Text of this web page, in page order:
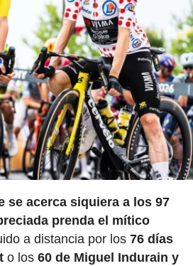
se acerca siquiera a los 97
prenda el mítico
a distancia por los 76 días
o los 60 de Miguel Indurain y